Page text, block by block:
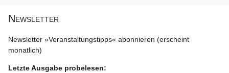
Newsletter
Newsletter »Veranstaltungstipps« abonnieren (erscheint
monatlich)
Letzte Ausgabe probelesen: